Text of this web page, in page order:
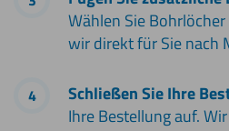
Wählen Sie
wir direkt für Sie nach
Schließen Sie Ihre
Ihre Bestellung auf.